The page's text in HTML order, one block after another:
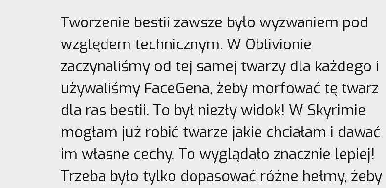
Tworzenie bestii zawsze było wyzwaniem pod
względem technicznym. W Oblivionie
zaczynaliśmy od tej samej twarzy dla każdego i
używaliśmy FaceGena, żeby morfować tę twarz
dla ras bestii. To był niezły widok! W Skyrimie
mogłam już robić twarze jakie chciałam i dawać
im własne cechy. To wyglądało znacznie lepiej!
Trzeba było tylko dopasować różne hełmy, żeby